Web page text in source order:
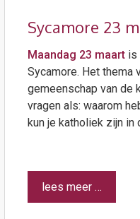
Sycamore 23
Maandag 23 maartis
Sycamore. Het thema
gemeenschap van de
vragen als: waarom
kun je katholiek zijn in
lees meer …